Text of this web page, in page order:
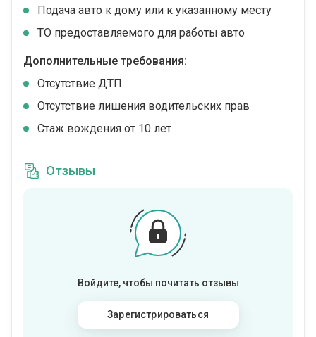
Подача авто к дому или к указанному месту
ТО предоставляемого для работы авто
Дополнительные требования:
Отсутствие ДТП
Отсутствие лишения водительских прав
Стаж вождения от 10 лет
Отзывы
Войдите, чтобы почитать отзывы
Зарегистрироваться